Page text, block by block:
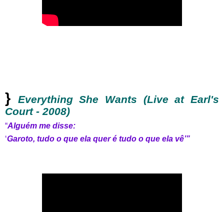
}
Everything She Wants (Live at Earl's
Court - 2008)
“Alguém me disse:
‘Garoto, tudo o que ela quer é tudo o que ela vê’”